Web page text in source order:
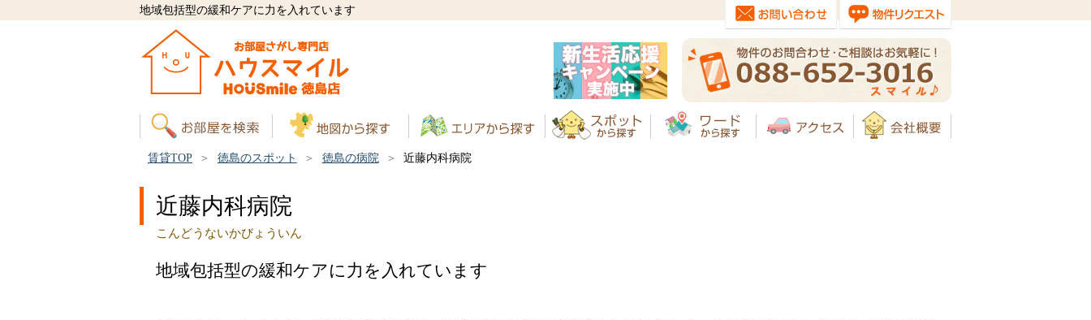
地域包括型の緩和ケアに力を入れています
賃貸TOP 徳島のスポット 徳島の病院 近藤内科病院
近藤内科病院
こんどうないかびょういん
地域包括型の緩和ケアに力を入れています